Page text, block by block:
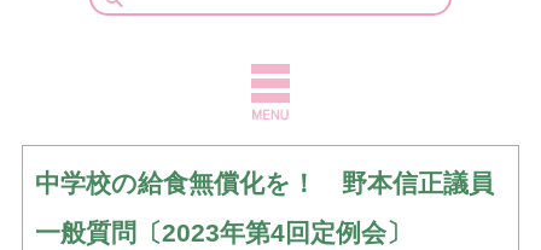
中学校の給食無償化を！ 野本信正議員
一般質問〔2023年第4回定例会〕